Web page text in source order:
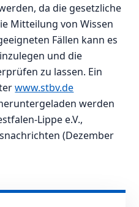
da die gesetzliche
Mitteilung von Wissen
Fällen kann es
und die
zu lassen. Ein
www.stbv.de
werden
Lippe e.V.,
(Dezember